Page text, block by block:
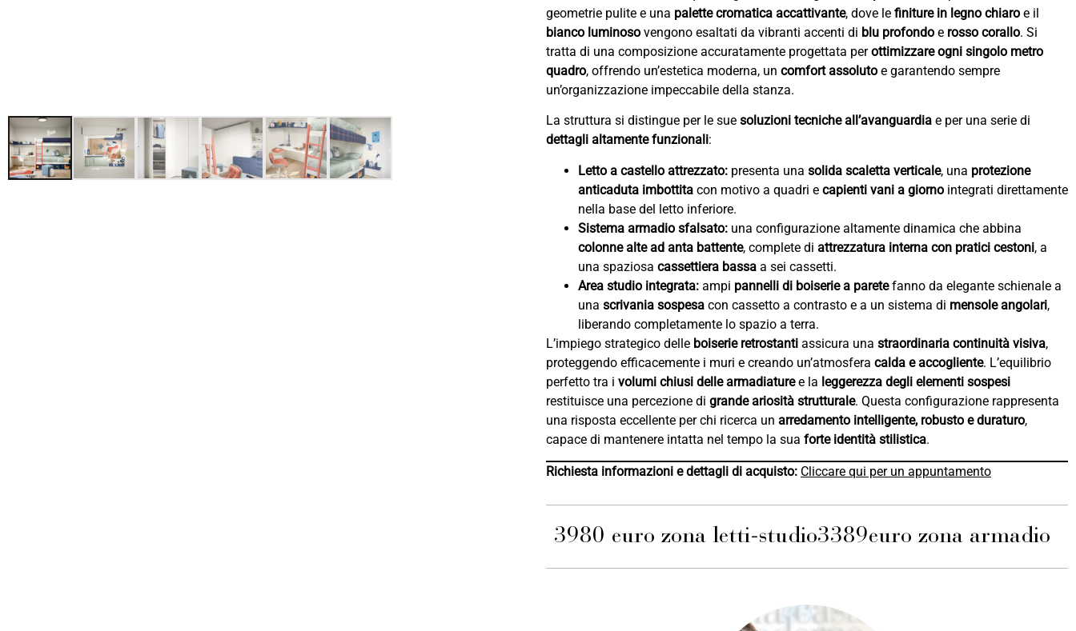
geometrie pulite e una palette cromatica accattivante, dove le finiture in legno chiaro e il
bianco luminoso vengono esaltati da vibranti accenti di blu profondo e rosso corallo. Si
tratta di una composizione accuratamente progettata perottimizzare ogni singolo metro
quadro, offrendo un’estetica moderna, un comfort assoluto e garantendo sempre
un’organizzazione impeccabile della stanza.
La struttura si distingue per le sue soluzioni tecniche all’avanguardia e per una serie di
dettagli altamente funzionali:
Letto a castello attrezzato: presenta una solida scaletta verticale, una protezione
anticaduta imbottita con motivo a quadri e capienti vani a giorno integrati direttamente
nella base del letto inferiore.
Sistema armadio sfalsato: una configurazione altamente dinamica che abbina
colonne alte ad anta battente, complete di attrezzatura interna con pratici cestoni, a
una spaziosa cassettiera bassa a sei cassetti.
Area studio integrata: ampi pannelli di boiserie a paretefanno da elegante schienale a
una scrivania sospesa con cassetto a contrasto e a un sistema di mensole angolari,
liberando completamente lo spazio a terra.
L’impiego strategico delle boiserie retrostanti assicura una straordinaria continuità visiva,
proteggendo efficacemente i muri e creando un’atmosfera calda e accogliente. L’equilibrio
perfetto tra i volumi chiusi delle armadiaturee la leggerezza degli elementi sospesi
restituisce una percezione di grande ariosità strutturale. Questa configurazione rappresenta
una risposta eccellente per chi ricerca un arredamento intelligente, robusto e duraturo,
capace di mantenere intatta nel tempo la sua forte identità stilistica.
Richiesta informazioni e dettagli di acquisto: Cliccare qui per un appuntamento
3980 euro zona letti-studio3389euro zona armadio